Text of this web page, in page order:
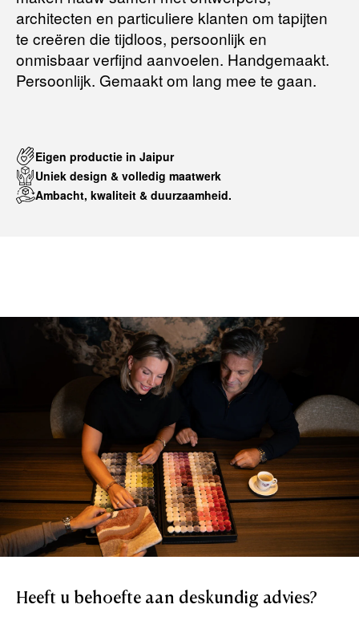
architecten en particuliere klanten om tapijten
te creëren die tijdloos, persoonlijk en
onmisbaar verfijnd aanvoelen. Handgemaakt.
Persoonlijk. Gemaakt om lang mee te gaan.
Eigen productie in Jaipur
Uniek design & volledig maatwerk
Ambacht, kwaliteit & duurzaamheid.
Heeft u behoefte aan deskundig advies?